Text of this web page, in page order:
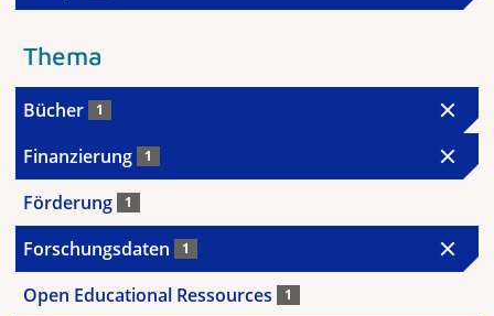
Thema
Bücher 1
Finanzierung 1
Förderung 1
Forschungsdaten 1
Open Educational Ressources 1